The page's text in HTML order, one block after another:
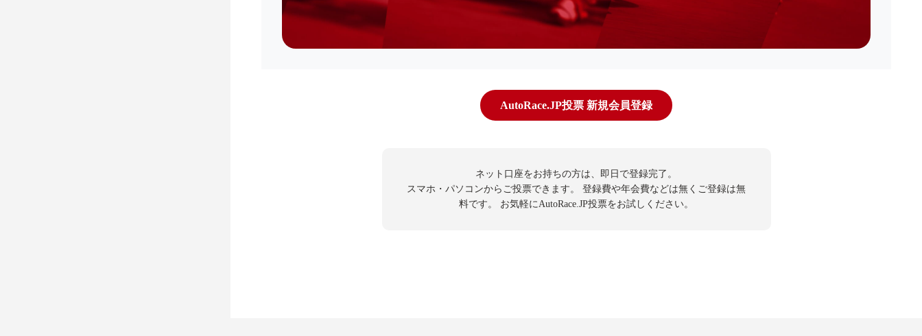
AutoRace.JP投票 新規会員登録
ネット口座をお持ちの方は、即日で登録完了。
スマホ・パソコンからご投票できます。
登録費や年会費などは無くご登録は無
料です。
お気軽にAutoRace.JP投票をお試しください。